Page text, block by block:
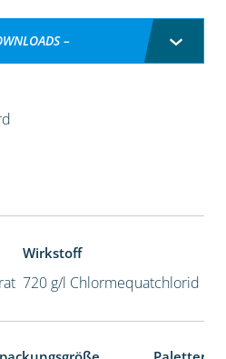
–
Wirkstoff
720 g/l Chlormequatchlorid